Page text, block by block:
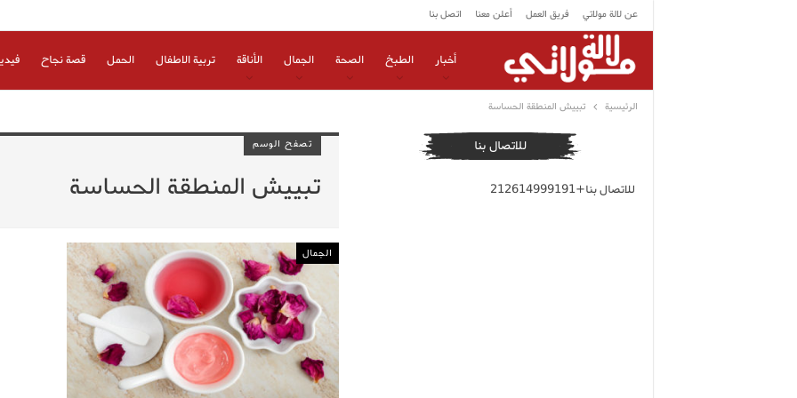
عن لالة مولاتي فريق العمل أعلن معنا اتصل بنا
أخبار الطبخ الصحة الجمال الأناقة تربية الاطفال الحمل قصة نجاح
الرئيسية تبييش المنطقة الحساسة
تصفح الوسم
تبييش المنطقة الحساسة
الجمال
للاتصال بنا
للاتصال بنا+212614999191